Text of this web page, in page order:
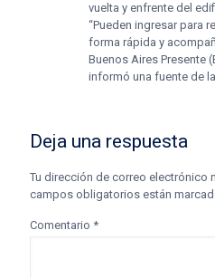
vuelta y enfrente del
“Pueden ingresar para
forma rápida y
Buenos Aires Presente
informó una fuente de
Deja una respuesta
Tu dirección de correo electrónico
campos obligatorios están
Comentario *